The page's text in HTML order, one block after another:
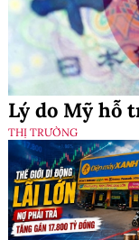
Lý do Mỹ hỗ
THỊ TRƯỜNG